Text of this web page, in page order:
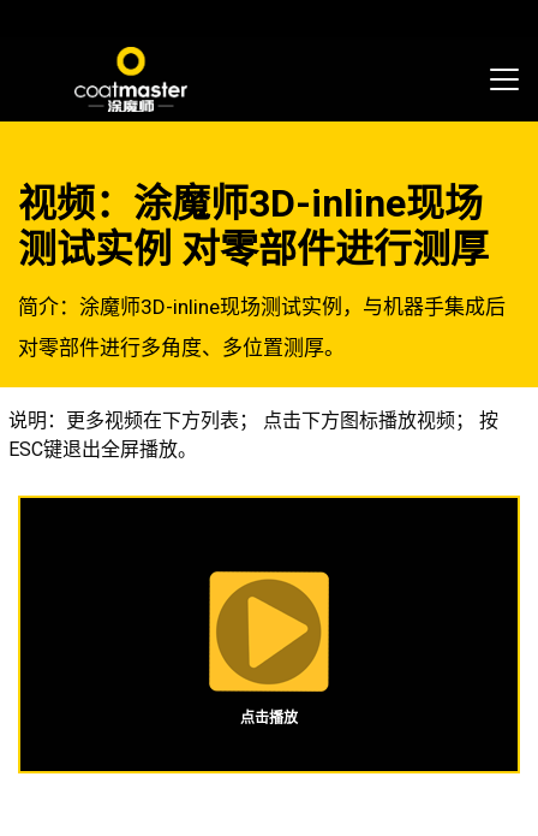
视频：涂魔师3D-inline现场
测试实例 对零部件进行测厚
简介：涂魔师3D-inline现场测试实例，与机器手集成后
对零部件进行多角度、多位置测厚。
说明：更多视频在下方列表； 点击下方图标播放视频； 按
ESC键退出全屏播放。
点击播放